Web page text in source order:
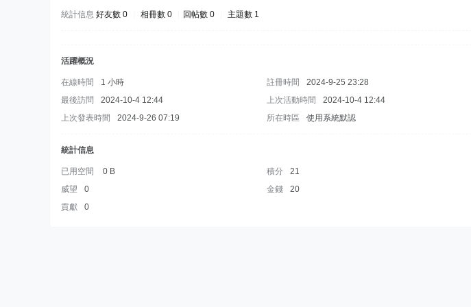
統計信息 好友數 0 相冊數 0 回帖數 0 主題數 1
活躍概況
在線時間 1 小時 註冊時間
2024-9-25 23:28
最後訪問
2024-10-4 12:44 上次活動時間
2024-10-4 12:44
上次發表時間
2024-9-26 07:19 所在時區 使用系統默認
統計信息
已用空間 0 B 積分
21
威望
0 金錢
20
貢獻
0